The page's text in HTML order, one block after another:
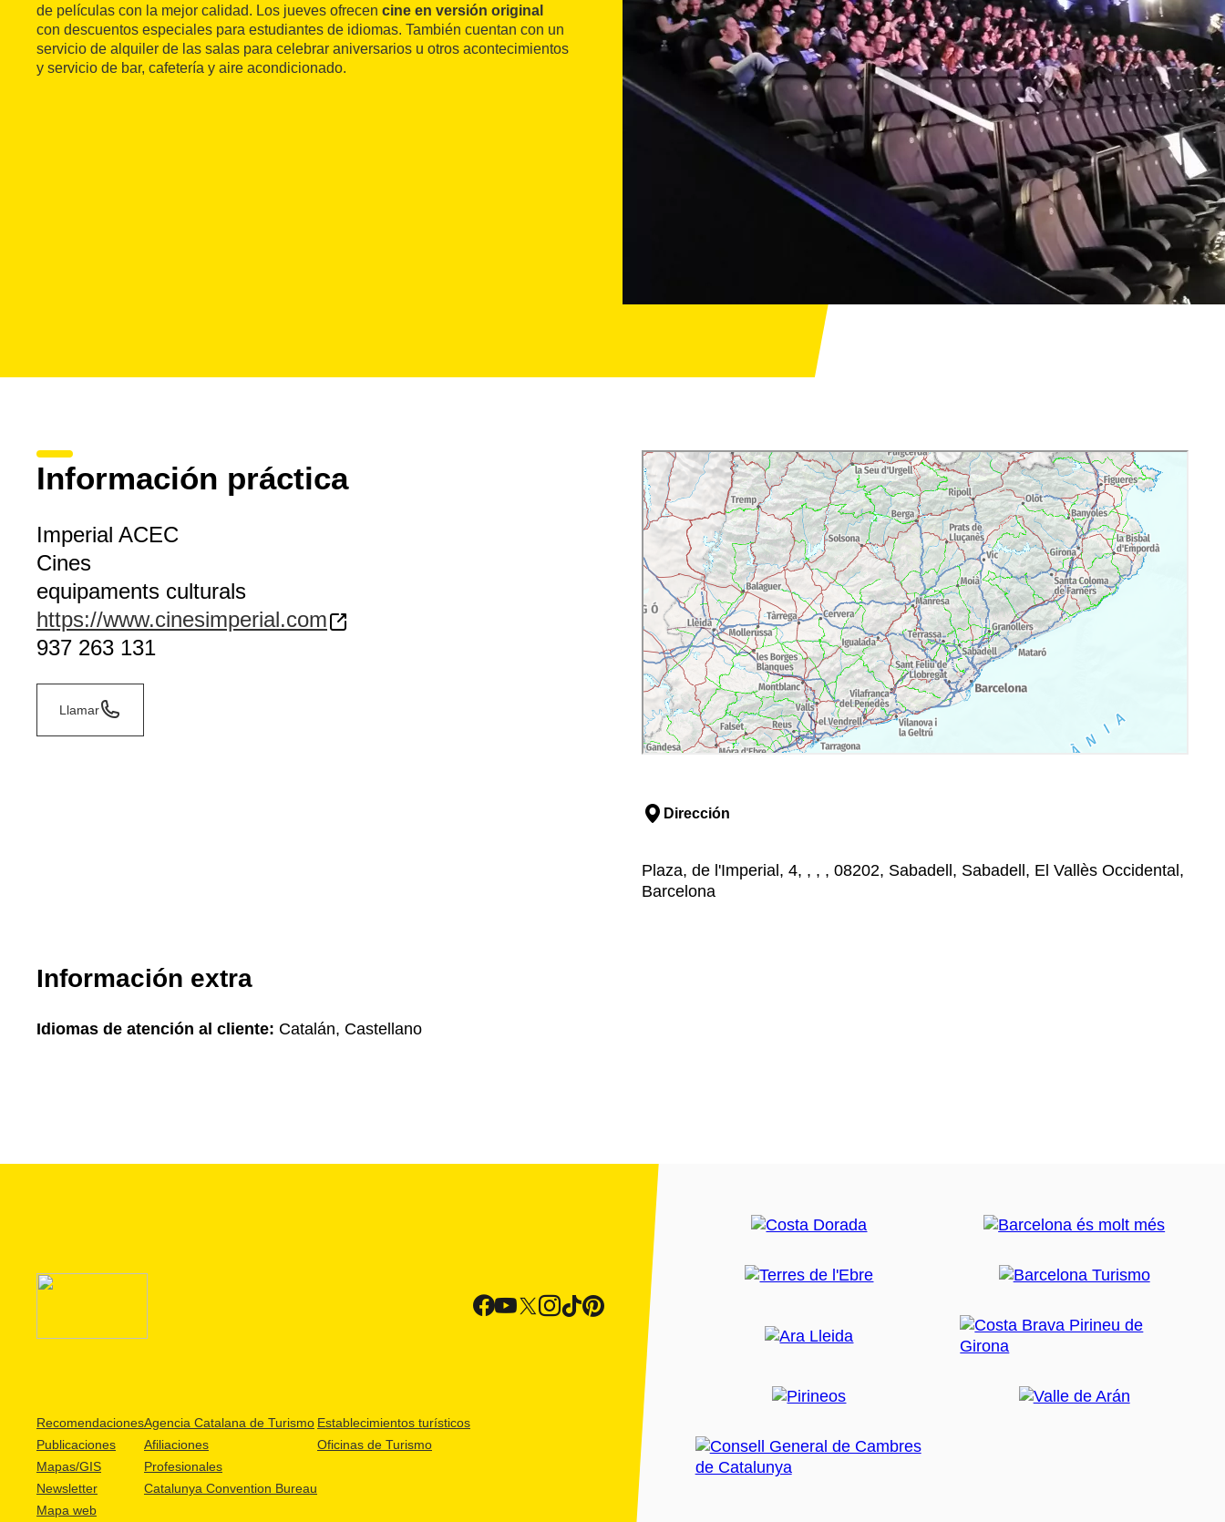
de películas con la mejor calidad. Los jueves ofrecen cine en versión original
con descuentos especiales para estudiantes de idiomas. También cuentan con un
servicio de alquiler de las salas para celebrar aniversarios u otros acontecimientos
y servicio de bar, cafetería y aire acondicionado.
Información práctica
Imperial ACEC
Cines
equipaments culturals
https://www.cinesimperial.com
937 263 131
Llamar
Dirección
Plaza, de l'Imperial, 4, , , , 08202, Sabadell, Sabadell, El Vallès Occidental,
Barcelona
Información extra
Idiomas de atención al cliente: Catalán, Castellano
Recomendaciones
Publicaciones
Mapas/GIS
Newsletter
Mapa web
Agencia Catalana de Turismo
Afiliaciones
Profesionales
Catalunya Convention Bureau
Establecimientos turísticos
Oficinas de Turismo